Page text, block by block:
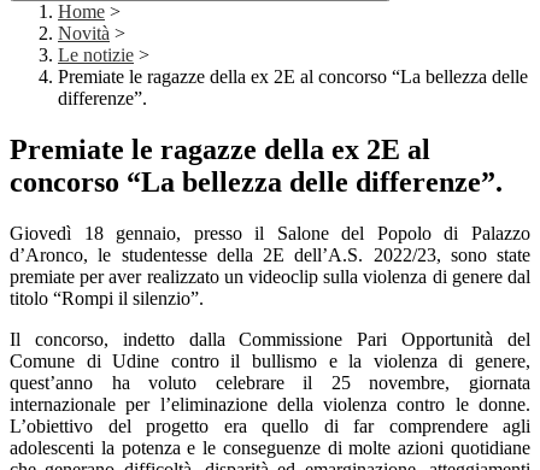
Home >
Novità >
Le notizie >
Premiate le ragazze della ex 2E al concorso “La bellezza delle
differenze”.
Premiate le ragazze della ex 2E al
concorso “La bellezza delle differenze”.
Giovedì 18 gennaio, presso il Salone del Popolo di Palazzo
d’Aronco, le studentesse della 2E dell’A.S. 2022/23, sono state
premiate per aver realizzato un videoclip sulla violenza di genere dal
titolo “Rompi il silenzio”.
Il concorso, indetto dalla Commissione Pari Opportunità del
Comune di Udine contro il bullismo e la violenza di genere,
quest’anno ha voluto celebrare il 25 novembre, giornata
internazionale per l’eliminazione della violenza contro le donne.
L’obiettivo del progetto era quello di far comprendere agli
adolescenti la potenza e le conseguenze di molte azioni quotidiane